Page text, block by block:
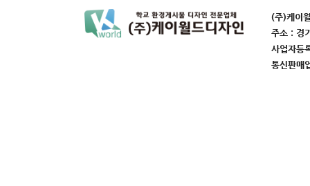
(주)케이
주소 : 경
사업자
통신판매